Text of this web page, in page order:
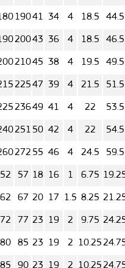
19041 34 4 18.5 44.5
20043 36 4 18.5 46.5
21045 38 4 19.5 49.5
22547 39 4 21.5 51.5
23649 41 4 22 53.5
251 50 42 4 22 54.5
272 55 46 4 24.5 59.5
52 57 18 16 1 6.75
62 67 20 17 1.5 8.25
72 77 23 19 2 9.75
80 85 23 19 2 10.25
85 90 23 19 2 10.25